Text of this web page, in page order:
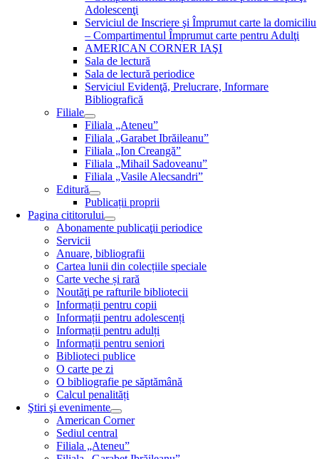
Adolescenţi
Serviciul de Inscriere şi Împrumut carte la domiciliu
– Compartimentul Împrumut carte pentru Adulţi
AMERICAN CORNER IAŞI
Sala de lectură
Sala de lectură periodice
Serviciul Evidenţă, Prelucrare, Informare
Bibliografică
Filiale
Filiala „Ateneu”
Filiala „Garabet Ibrăileanu”
Filiala „Ion Creangă”
Filiala „Mihail Sadoveanu”
Filiala „Vasile Alecsandri”
Editură
Publicații proprii
Pagina cititorului
Abonamente publicaţii periodice
Servicii
Anuare, bibliografii
Cartea lunii din colecțiile speciale
Carte veche și rară
Noutăţi pe rafturile bibliotecii
Informații pentru copii
Informații pentru adolescenți
Informații pentru adulți
Informații pentru seniori
Biblioteci publice
O carte pe zi
O bibliografie pe săptămână
Calcul penalități
Ştiri şi evenimente
American Corner
Sediul central
Filiala „Ateneu”